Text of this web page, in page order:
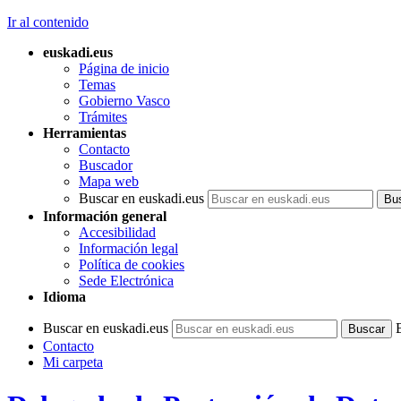
Ir al contenido
euskadi.eus
Página de inicio
Temas
Gobierno Vasco
Trámites
Herramientas
Contacto
Buscador
Mapa web
Buscar en euskadi.eus
Información general
Accesibilidad
Información legal
Política de cookies
Sede Electrónica
Idioma
Buscar en euskadi.eus
Contacto
Mi carpeta